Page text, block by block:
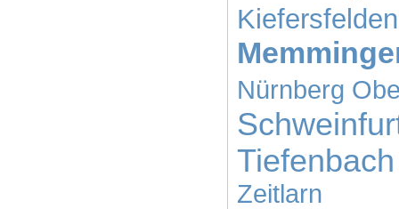
Kiefersfelden
Nürnberg
Tiefenbach
Zeitlarn